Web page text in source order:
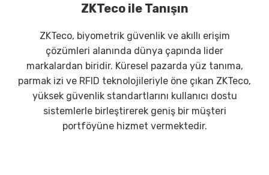
ZKTeco ile Tanışın
ZKTeco, biyometrik güvenlik ve akıllı erişim
çözümleri alanında dünya çapında lider
markalardan biridir. Küresel pazarda yüz tanıma,
parmak izi ve RFID teknolojileriyle öne çıkan ZKTeco,
yüksek güvenlik standartlarını kullanıcı dostu
sistemlerle birleştirerek geniş bir müşteri
portföyüne hizmet vermektedir.